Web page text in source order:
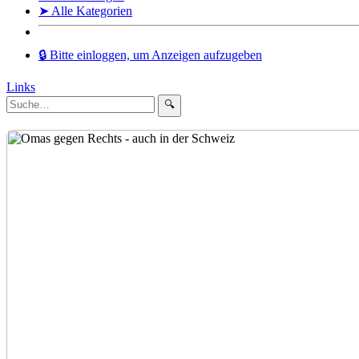
➤ Alle Kategorien
🔒 Bitte einloggen, um Anzeigen aufzugeben
Links
🔍